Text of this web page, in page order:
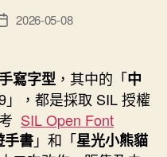
文
佈
日
期
2026-05-08
寫字型 ，其中的「中
」，都是採取 SIL 授權
SIL Open Font
手書」和「星光小熊貓